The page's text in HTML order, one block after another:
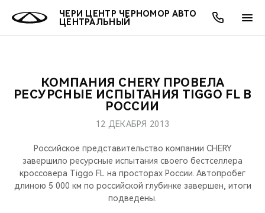
ЧЕРИ ЦЕНТР ЧЕРНОМОР АВТО
ЦЕНТРАЛЬНЫЙ
МОДЕЛИ
СЕДАНЫ
О КОМПАНИИ
МЫ В СОЦСЕТЯХ
ПОКУПАТЕЛЯМ
КРЕДИТ И СТРАХОВАНИЕ
АКСЕССУАРЫ
ВЛАДЕЛЬЦАМ
ЗАПЧАСТИ И АКСЕССУАРЫ
ПОДДЕРЖКА
МИР CHERY
CHERY В СОЦСЕТЯХ
ЛЮДИ CHERY
ОНЛАЙН СЕРВИСЫ
КОМПАНИЯ CHERY ПРОВЕЛА
РЕСУРСНЫЕ ИСПЫТАНИЯ TIGGO FL В
РОССИИ
12 ДЕКАБРЯ 2013
Российское представительство компании CHERY
завершило ресурсные испытания своего бестселлера
кроссовера Tiggo FL на просторах России. Автопробег
длиною 5 000 км по российской глубинке завершен, итоги
подведены.